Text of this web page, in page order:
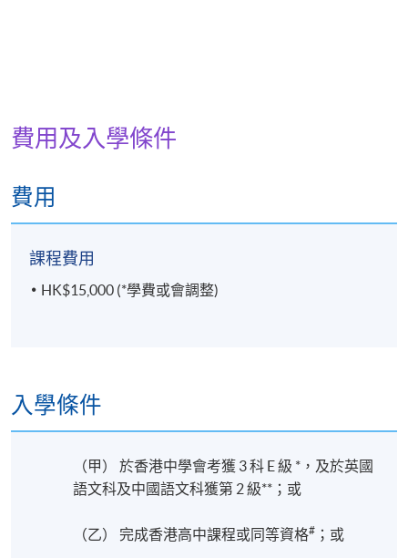
費用及入學條件
費用
課程費用
HK$15,000 (*學費或會調整)
入學條件
（甲） 於香港中學會考獲 3 科 E 級 *，及於英國
語文科及中國語文科獲第 2 級**；或
（乙） 完成香港高中課程或同等資格# ；或